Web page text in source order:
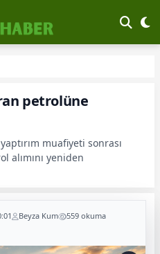
petrolüne
muafiyeti sonrası
alımını yeniden
Beyza Kum 559 okuma